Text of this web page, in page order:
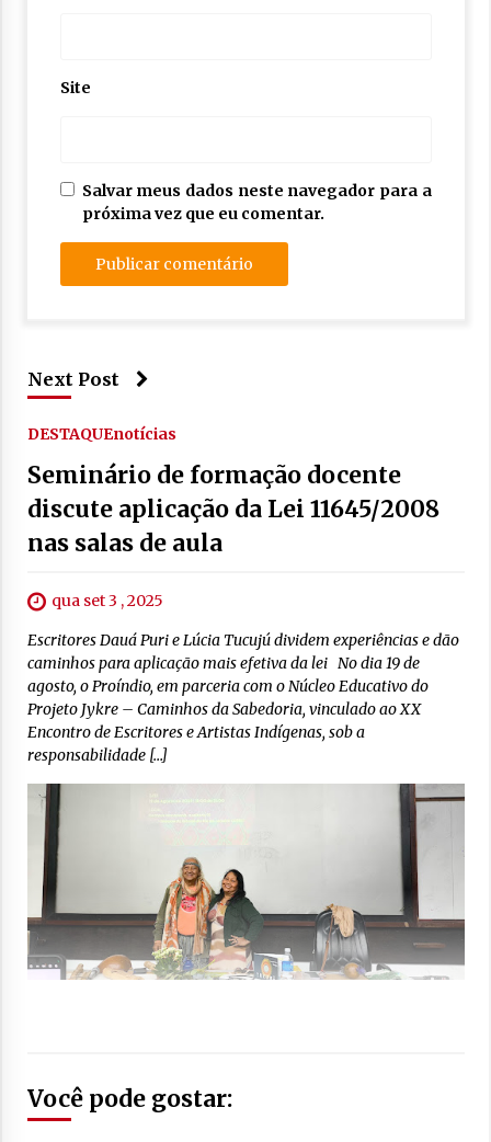
Site
Salvar meus dados neste navegador para a
próxima vez que eu comentar.
Next Post
DESTAQUEnotícias
Seminário de formação docente
discute aplicação da Lei 11645/2008
nas salas de aula
qua set 3 , 2025
Escritores Dauá Puri e Lúcia Tucujú dividem experiências e dão
caminhos para aplicação mais efetiva da lei No dia 19 de
agosto, o Proíndio, em parceria com o Núcleo Educativo do
Projeto Jykre – Caminhos da Sabedoria, vinculado ao XX
Encontro de Escritores e Artistas Indígenas, sob a
responsabilidade […]
Você pode gostar: